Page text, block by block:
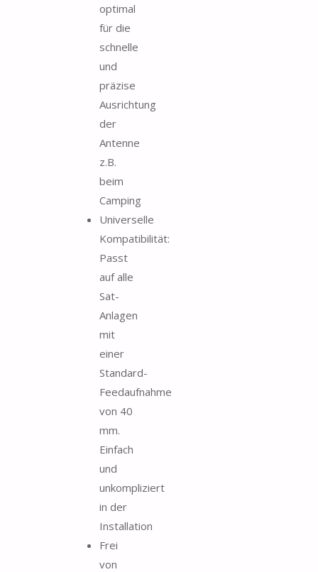
optimal
für die
schnelle
und
präzise
Ausrichtung
der
Antenne
z.B.
beim
Camping
Universelle
Kompatibilität:
Passt
auf alle
Sat-
Anlagen
mit
einer
Standard-
Feedaufnahme
von 40
mm.
Einfach
und
unkompliziert
in der
Installation
Frei
von